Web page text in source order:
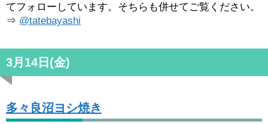
てフォローしています。そちらも併せてご覧ください。
⇒ @tatebayashi
3月14日(金)
多々良沼ヨシ焼き